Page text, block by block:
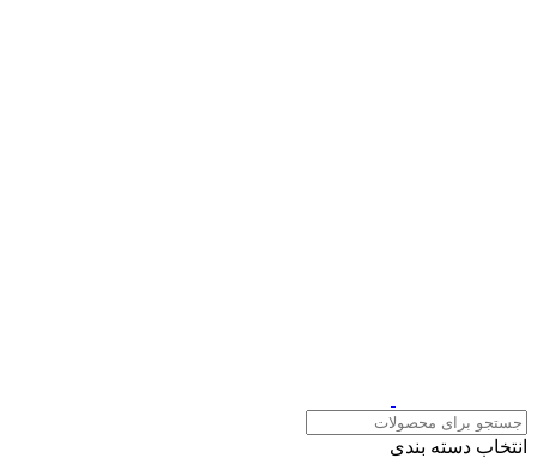
انتخاب دسته بندی